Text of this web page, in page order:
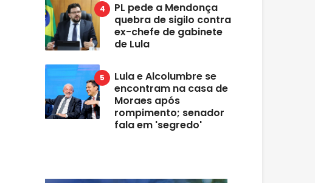
PL pede a Mendonça
quebra de sigilo contra
ex-chefe de gabinete
de Lula
Lula e Alcolumbre se
encontram na casa de
Moraes após
rompimento; senador
fala em 'segredo'